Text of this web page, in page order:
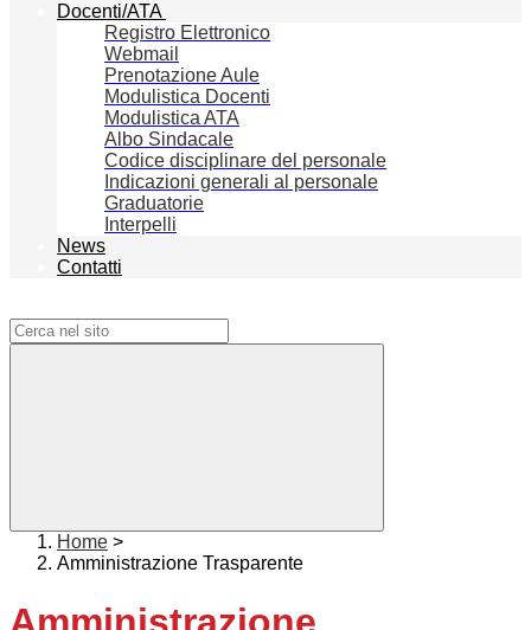
Docenti/ATA
Registro Elettronico
Webmail
Prenotazione Aule
Modulistica Docenti
Modulistica ATA
Albo Sindacale
Codice disciplinare del personale
Indicazioni generali al personale
Graduatorie
Interpelli
News
Contatti
Home >
Amministrazione Trasparente
Amministrazione